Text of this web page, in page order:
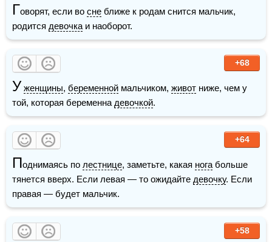
Говорят, если во сне ближе к родам снится мальчик,
родится девочка и наоборот.
+68
У женщины, беременной мальчиком, живот ниже, чем у
той, которая беременна девочкой.
+64
Поднимаясь по лестнице, заметьте, какая нога больше
тянется вверх. Если левая — то ожидайте девочку. Если
правая — будет мальчик.
+58